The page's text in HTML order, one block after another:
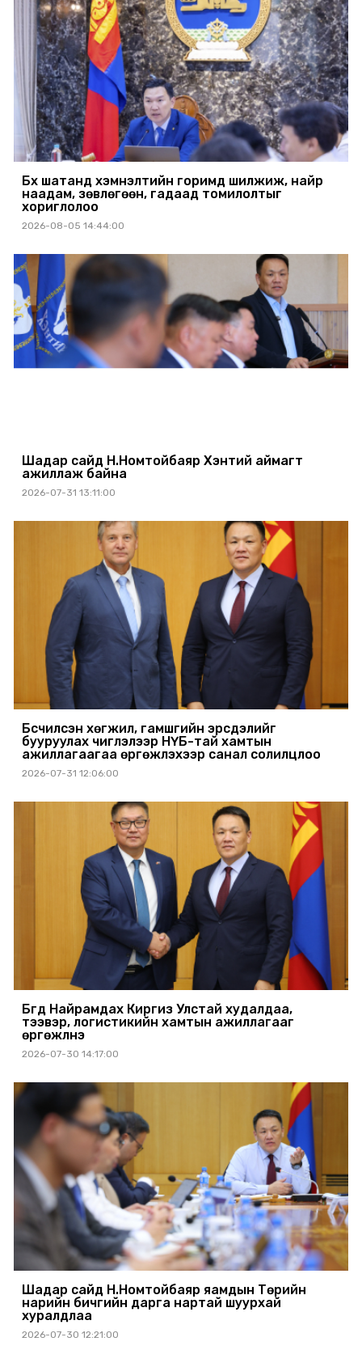
Бүх шатанд хэмнэлтийн горимд шилжиж, найр
наадам, зөвлөгөөн, гадаад томилолтыг
хориглолоо
2026-08-05 14:44:00
Шадар сайд Н.Номтойбаяр Хэнтий аймагт
ажиллаж байна
2026-07-31 13:11:00
Бүсчилсэн хөгжил, гамшгийн эрсдэлийг
бууруулах чиглэлээр НҮБ-тай хамтын
ажиллагаагаа өргөжүүлэхээр санал солилцлоо
2026-07-31 12:06:00
Бүгд Найрамдах Киргиз Улстай худалдаа,
тээвэр, логистикийн хамтын ажиллагааг
өргөжүүлнэ
2026-07-30 14:17:00
Шадар сайд Н.Номтойбаяр яамдын Төрийн
нарийн бичгийн дарга нартай шуурхай
хуралдлаа
2026-07-30 12:21:00